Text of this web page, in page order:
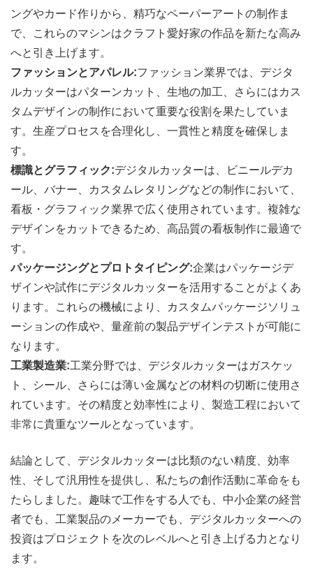
ングやカード作りから、精巧なペーパーアートの制作ま
で、これらのマシンはクラフト愛好家の作品を新たな高み
へと引き上げます。
ファッションとアパレル:ファッション業界では、デジタ
ルカッターはパターンカット、生地の加工、さらにはカス
タムデザインの制作において重要な役割を果たしていま
す。生産プロセスを合理化し、一貫性と精度を確保しま
す。
標識とグラフィック:デジタルカッターは、ビニールデカ
ール、バナー、カスタムレタリングなどの制作において、
看板・グラフィック業界で広く使用されています。複雑な
デザインをカットできるため、高品質の看板制作に最適で
す。
パッケージングとプロトタイピング:企業はパッケージデ
ザインや試作にデジタルカッターを活用することがよくあ
ります。これらの機械により、カスタムパッケージソリュ
ーションの作成や、量産前の製品デザインテストが可能に
なります。
工業製造業:工業分野では、デジタルカッターはガスケッ
ト、シール、さらには薄い金属などの材料の切断に使用さ
れています。その精度と効率性により、製造工程において
非常に貴重なツールとなっています。
結論として、デジタルカッターは比類のない精度、効率
性、そして汎用性を提供し、私たちの創作活動に革命をも
たらしました。趣味で工作をする人でも、中小企業の経営
者でも、工業製品のメーカーでも、デジタルカッターへの
投資はプロジェクトを次のレベルへと引き上げる力となり
ます。